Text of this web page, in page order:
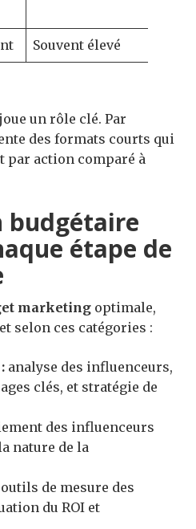
Souvent élevé
un rôle clé. Par
des formats courts qui
par action comparé à
budgétaire
étape de
marketing optimale,
selon ces catégories :
analyse des influenceurs,
clés, et stratégie de
des influenceurs
nature de la
outils de mesure des
du ROI et